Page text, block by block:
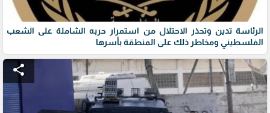
الرئاسة تدين وتحذر الاحتلال من استمرار حربه الشاملة على الشعب
الفلسطيني ومخاطر ذلك على المنطقة بأسرها
share